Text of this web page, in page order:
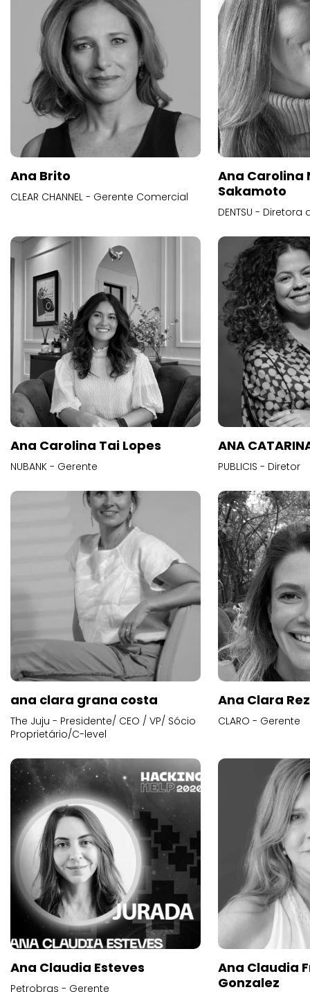
Ana Brito
CLEAR CHANNEL - Gerente Comercial
Ana Carolina
Sakamoto
DENTSU -
Ana Carolina Tai Lopes
NUBANK - Gerente
ANA
PUBLICIS - Diretor
ana clara grana costa
The Juju - Presidente/ CEO / VP/ Sócio
Proprietário/C-level
Ana Clara
CLARO - Gerente
Ana Claudia Esteves
Petrobras - Gerente
Ana Claudia
Gonzalez